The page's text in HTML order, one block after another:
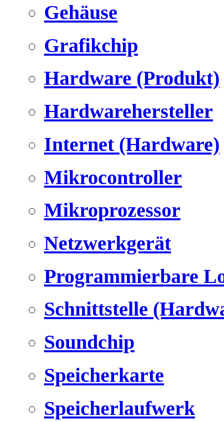
Gehäuse
Grafikchip
Hardware (Produkt)
Hardwarehersteller
Internet (Hardware)
Mikrocontroller
Mikroprozessor
Netzwerkgerät
Programmierbare
Schnittstelle
Soundchip
Speicherkarte
Speicherlaufwerk